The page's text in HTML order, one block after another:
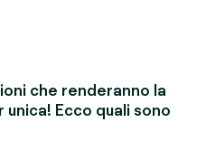
che renderanno la
unica! Ecco quali sono